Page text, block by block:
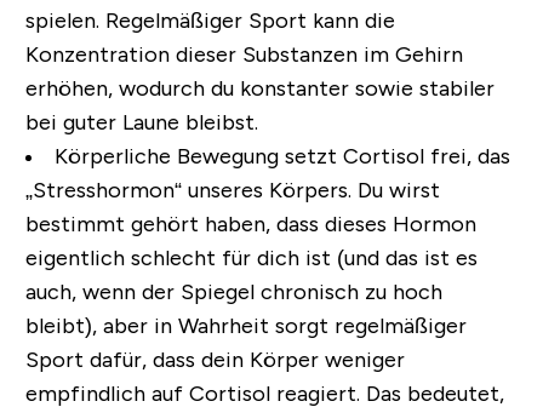
spielen. Regelmäßiger Sport kann die
Konzentration dieser Substanzen im Gehirn
erhöhen, wodurch du konstanter sowie stabiler
bei guter Laune bleibst.
Körperliche Bewegung setzt Cortisol frei, das
„Stresshormon“ unseres Körpers. Du wirst
bestimmt gehört haben, dass dieses Hormon
eigentlich schlecht für dich ist (und das ist es
auch, wenn der Spiegel chronisch zu hoch
bleibt), aber in Wahrheit sorgt regelmäßiger
Sport dafür, dass dein Körper weniger
empfindlich auf Cortisol reagiert. Das bedeutet,